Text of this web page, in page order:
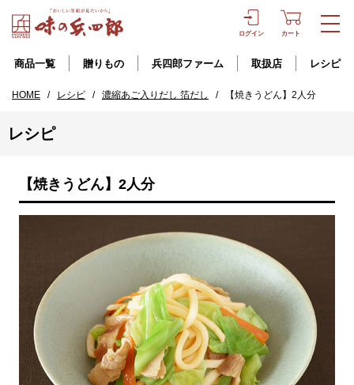
ログイン カート
商品一覧 贈りもの 兵四郎ファーム 取扱店 レシピ
HOME / レシピ / 濃縮あご入りだし 箔だし / 【焼きうどん】2人分
レシピ
【焼きうどん】2人分